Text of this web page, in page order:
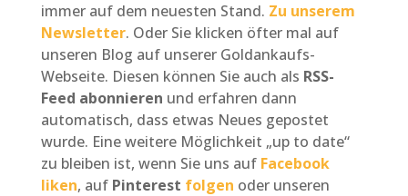
immer auf dem neuesten Stand. Zu unserem
Newsletter. Oder Sie klicken öfter mal auf
unseren Blog auf unserer Goldankaufs-
Webseite. Diesen können Sie auch als RSS-
Feed abonnieren und erfahren dann
automatisch, dass etwas Neues gepostet
wurde. Eine weitere Möglichkeit „up to date“
zu bleiben ist, wenn Sie uns auf Facebook
liken, auf Pinterest folgen oder unseren